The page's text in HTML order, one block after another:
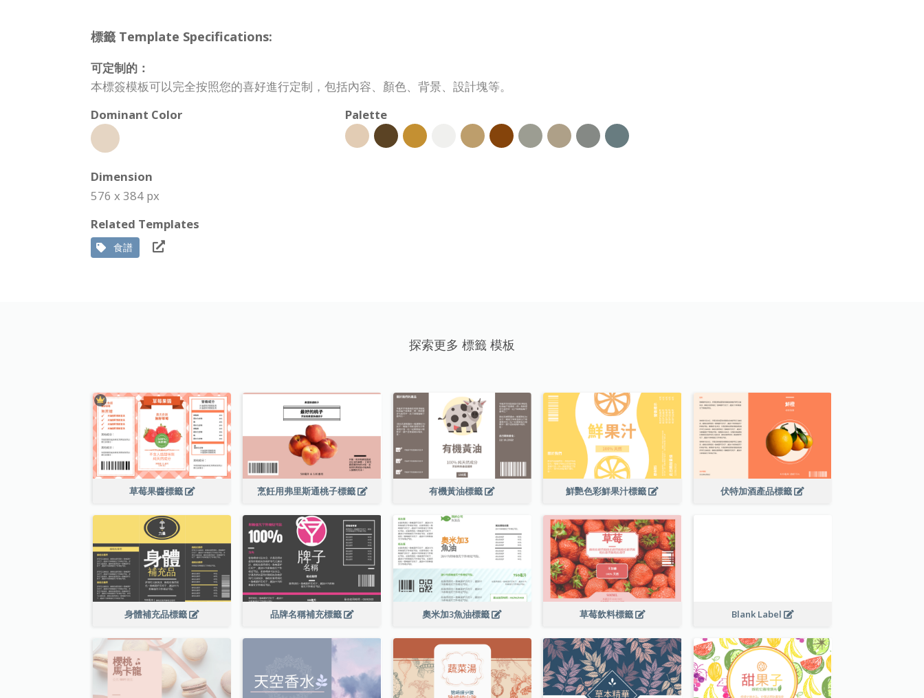
標籤 Template Specifications:
可定制的：
本標簽模板可以完全按照您的喜好進行定制，包括內容、顏色、背景、設計塊等。
Dominant Color
Palette
Dimension
576 x 384 px
Related Templates
食譜
探索更多 標籤 模板
草莓果醬標籤 烹飪用弗里斯通桃子標籤 有機黃油標籤 鮮艷色彩鮮果汁標籤 伏特加酒產品標籤
身體補充品標籤 品牌名稱補充標籤 奧米加3魚油標籤 草莓飲料標籤 Blank Label